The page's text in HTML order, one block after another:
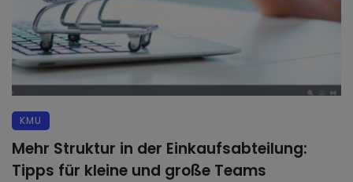
KMU
Mehr Struktur in der Einkaufsabteilung:
Tipps für kleine und große Teams